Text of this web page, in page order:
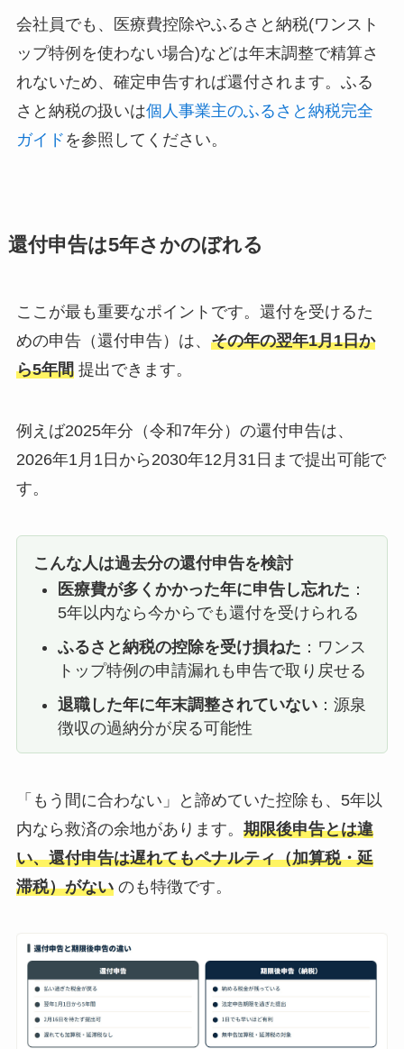
会社員でも、医療費控除やふるさと納税(ワンスト
ップ特例を使わない場合)などは年末調整で精算さ
れないため、確定申告すれば還付されます。ふる
さと納税の扱いは個人事業主のふるさと納税完全
ガイド を参照してください。
還付申告は5年さかのぼれる
ここが最も重要なポイントです。還付を受けるた
めの申告（還付申告）は、 その年の翌年1月1日か
ら5年間提出できます。
例えば2025年分（令和7年分）の還付申告は、
2026年1月1日から2030年12月31日まで提出可能で
す。
こんな人は過去分の還付申告を検討
医療費が多くかかった年に申告し忘れた ：
5年以内なら今からでも還付を受けられる
ふるさと納税の控除を受け損ねた ：ワンス
トップ特例の申請漏れも申告で取り戻せる
退職した年に年末調整されていない：源泉
徴収の過納分が戻る可能性
「もう間に合わない」と諦めていた控除も、5年以
内なら救済の余地があります。 期限後申告とは違
い、還付申告は遅れてもペナルティ（加算税・延
滞税）がないのも特徴です。